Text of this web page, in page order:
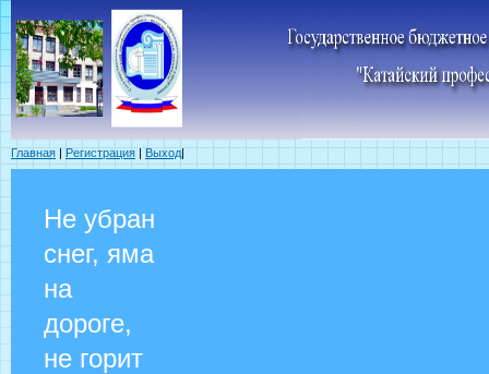
Главная | Регистрация | Выход|
Не убран
снег, яма
на
дороге,
не горит